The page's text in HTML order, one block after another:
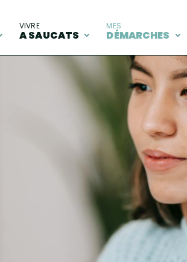
VIVRE
A SAUCATS
MES
DÉMARCHES